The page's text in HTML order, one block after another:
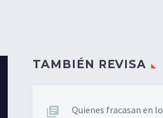
TAMBIÉN REVISA
Quienes fracasan en lo